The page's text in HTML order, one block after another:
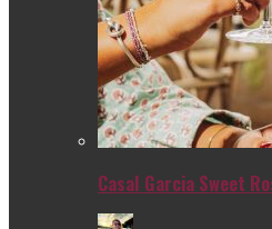
Casal Garcia Sweet